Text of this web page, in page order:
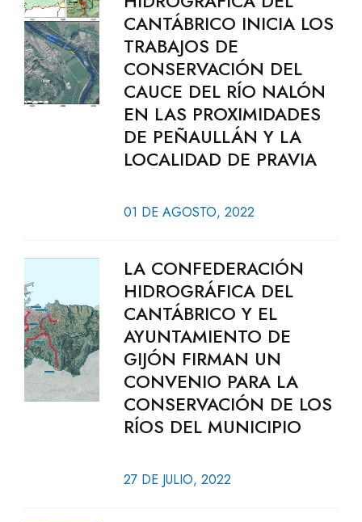
CANTÁBRICO INICIA LOS
TRABAJOS DE
CONSERVACIÓN DEL
CAUCE DEL RÍO NALÓN
EN LAS PROXIMIDADES
DE PEÑAULLÁN Y LA
LOCALIDAD DE PRAVIA
01 DE AGOSTO, 2022
LA CONFEDERACIÓN
HIDROGRÁFICA DEL
CANTÁBRICO Y EL
AYUNTAMIENTO DE
GIJÓN FIRMAN UN
CONVENIO PARA LA
CONSERVACIÓN DE LOS
RÍOS DEL MUNICIPIO
27 DE JULIO, 2022